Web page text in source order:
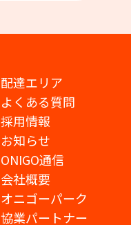
配達エリア
よくある質問
採用情報
お知らせ
ONIGO通信
会社概要
オニゴーパーク
協業パートナー